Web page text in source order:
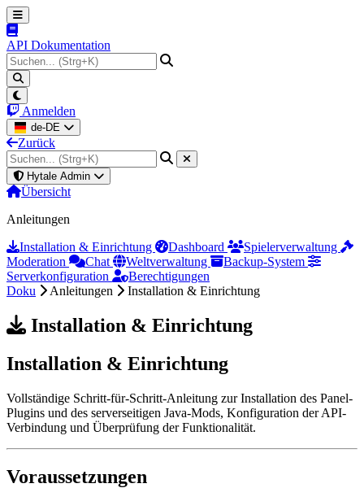
API Dokumentation
Anmelden
de-DE
Zurück
Hytale Admin
Übersicht
Anleitungen
Installation & Einrichtung
Dashboard
Spielerverwaltung
Moderation
Chat Weltverwaltung
Backup-System
Serverkonfiguration
Berechtigungen
Doku
Anleitungen Installation & Einrichtung
Installation & Einrichtung
Installation & Einrichtung
Vollständige Schritt-für-Schritt-Anleitung zur Installation des Panel-
Plugins und des serverseitigen Java-Mods, Konfiguration der API-
Verbindung und Überprüfung der Funktionalität.
Voraussetzungen